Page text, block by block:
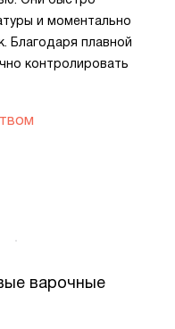
и моментально
Благодаря плавной
контролировать
варочные